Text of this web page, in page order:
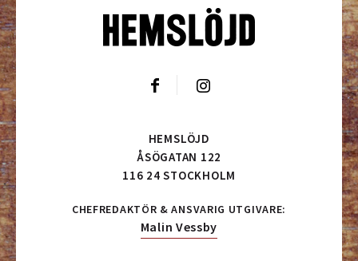
HEMSLÖJD
ÅSÖGATAN 122
116 24 STOCKHOLM
CHEFREDAKTÖR & ANSVARIG UTGIVARE:
Malin Vessby